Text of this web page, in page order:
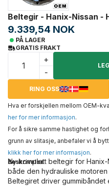
Beltegir - Hanix-Nissan -
9.339,54 NOK
PÅ LAGER
GRATIS FRAKT
+
-
RING OSS
Hva er forskjellen mellom OEM-
her for mer informasjon.
For å sikre samme hastighet og
grunn av slitasje, anbefaler vi å
klikk her for mer informasjon.
Beskrivelse
Ny komplett beltegir for Hanix-
både den hydrauliske
Beltegiret driver gummibåndet